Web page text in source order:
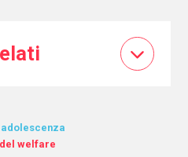
welfare